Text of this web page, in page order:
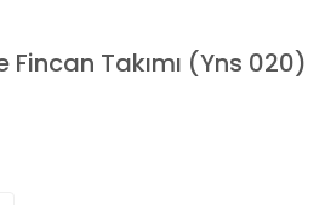
Fincan Takımı (Yns 020)